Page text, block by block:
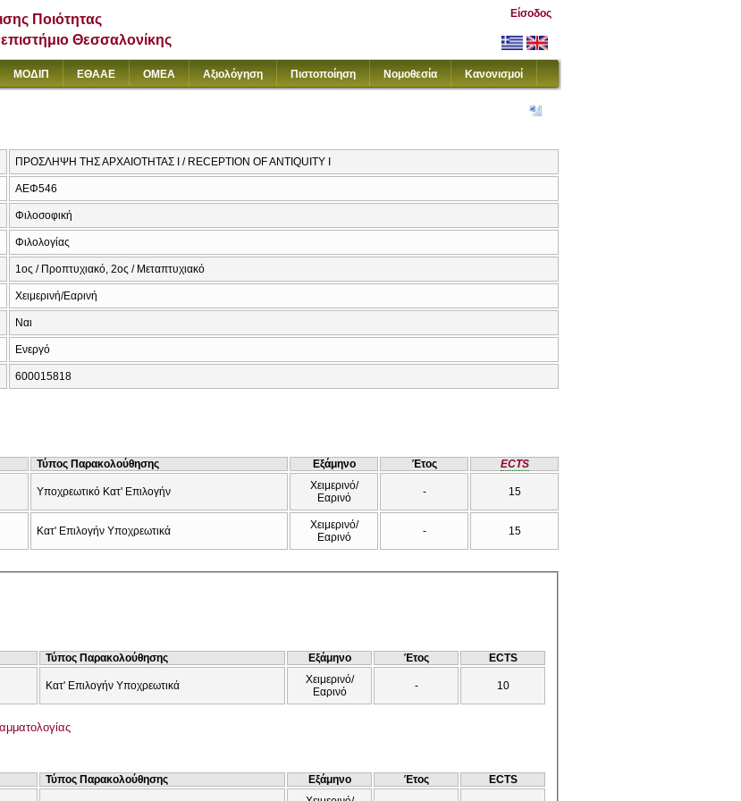
Ποιότητας
Θεσσαλονίκης
Είσοδος
ΜΟΔΙΠ ΕΘΑΑΕ ΟΜΕΑ Αξιολόγηση Πιστοποίηση Νομοθεσία Κανονισμοί
ΠΡΟΣΛΗΨΗ ΤΗΣ ΑΡΧΑΙΟΤΗΤΑΣ Ι / RECEPTION OF ANTIQUITY I
ΑΕΦ546
Φιλοσοφική
Φιλολογίας
1ος / Προπτυχιακό, 2ος / Μεταπτυχιακό
Χειμερινή/Εαρινή
Ναι
Ενεργό
600015818
Τύπος Παρακολούθησης Εξάμηνο Έτος ECTS
Υποχρεωτικό Κατ' Επιλογήν
Χειμερινό/
Εαρινό
- 15
Κατ' Επιλογήν Υποχρεωτικά
Χειμερινό/
Εαρινό
- 15
Τύπος Παρακολούθησης Εξάμηνο Έτος ECTS
Κατ' Επιλογήν Υποχρεωτικά
Χειμερινό/
Εαρινό
- 10
Τύπος Παρακολούθησης Εξάμηνο Έτος ECTS